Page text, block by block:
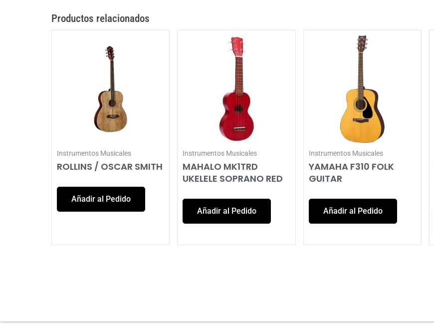
Productos relacionados
Instrumentos Musicales
ROLLINS / OSCAR SMITH
Añadir al Pedido
Instrumentos Musicales
MAHALO MK1TRD
UKELELE SOPRANO RED
Añadir al Pedido
Instrumentos Musicales
YAMAHA F310 FOLK
GUITAR
Añadir al Pedido